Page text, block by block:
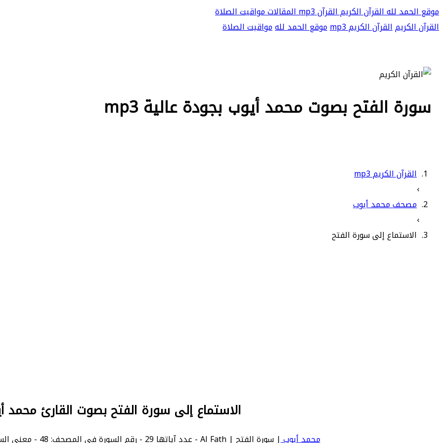
موقع الحمد للهالقرآن الكريمالقرآن mp3 المقالاتمواقيت الصلاة
القرآن الكريمالقرآن الكريم mp3 موقع الحمد للهمواقيت الصلاة
سورة الفتح بصوت محمد أيوب بجودة عالية mp3
القرآن الكريم mp3
›
مصحف محمد أيوب
›
الاستماع إلى سورة الفتح
الاستماع إلى سورة الفتح بصوت القارئ محمد
محمد أيوب| سورة الفتح | Al Fath - عدد آياتها 29 - رقم السورة في المصحف: 48 - معنى السورة بالإنجليزية: The Victory.